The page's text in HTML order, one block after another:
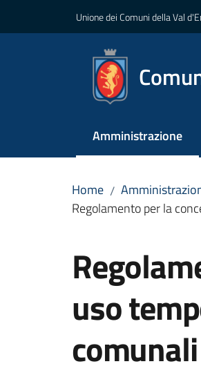
Unione dei Comuni della Val
Amministrazione
Menu selezionato
Home /
Regolamento per la
uso
comunali